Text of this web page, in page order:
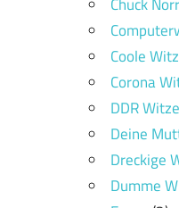
Chuck
Coole
Corona
DDR Witze
Deine
Dreckige
Dumme